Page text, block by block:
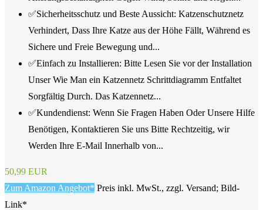
✅Sicherheitsschutz und Beste Aussicht: Katzenschutznetz
Verhindert, Dass Ihre Katze aus der Höhe Fällt, Während es
Sichere und Freie Bewegung und...
✅Einfach zu Installieren: Bitte Lesen Sie vor der Installation
Unser Wie Man ein Katzennetz Schrittdiagramm Entfaltet
Sorgfältig Durch. Das Katzennetz...
✅Kundendienst: Wenn Sie Fragen Haben Oder Unsere Hilfe
Benötigen, Kontaktieren Sie uns Bitte Rechtzeitig, wir
Werden Ihre E-Mail Innerhalb von...
50,99 EUR
Zum Amazon Angebot* Preis inkl. MwSt., zzgl. Versand; Bild-
Link*